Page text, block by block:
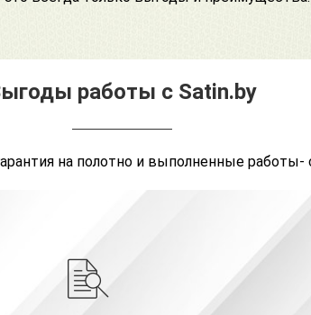
работы с Satin.by
на полотно и выполненные